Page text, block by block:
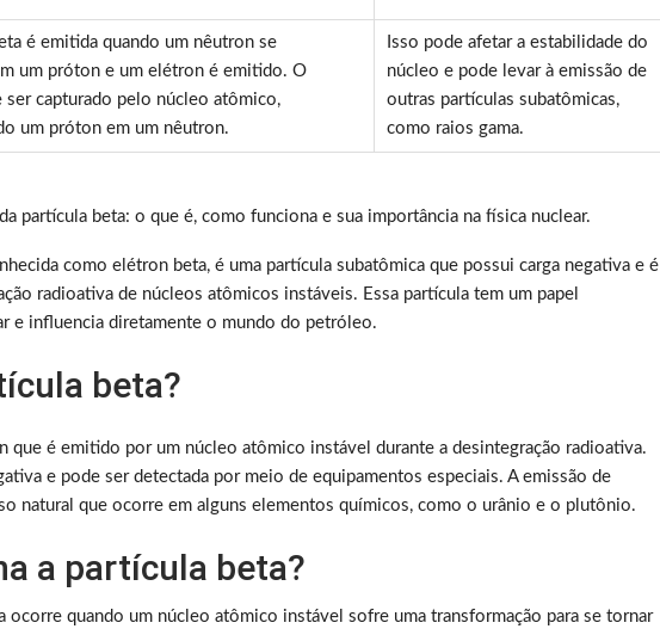
é emitida quando um nêutron se
um próton e um elétron é emitido. O
ser capturado pelo núcleo atômico,
um próton em um nêutron.
Isso pode afetar a estabilidade do
núcleo e pode levar à emissão de
outras partículas subatômicas,
como raios gama.
partícula beta: o que é, como funciona e sua importância na física nuclear.
como elétron beta, é uma partícula subatômica que possui carga negativa e é
radioativa de núcleos atômicos instáveis. Essa partícula tem um papel
e influencia diretamente o mundo do petróleo.
beta?
que é emitido por um núcleo atômico instável durante a desintegração radioativa.
e pode ser detectada por meio de equipamentos especiais. A emissão de
natural que ocorre em alguns elementos químicos, como o urânio e o plutônio.
a partícula beta?
ocorre quando um núcleo atômico instável sofre uma transformação para se tornar